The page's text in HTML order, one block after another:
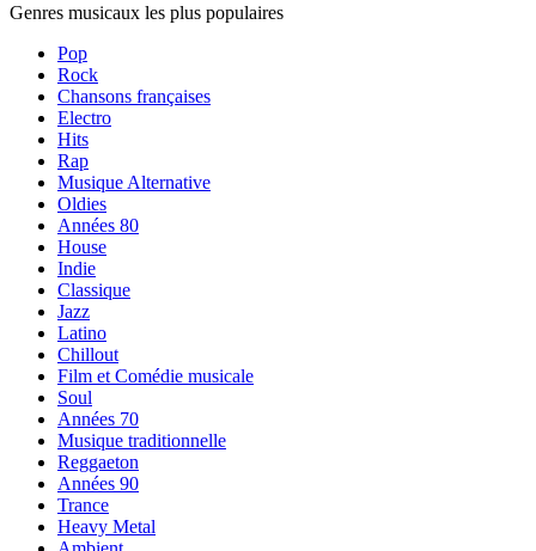
Genres musicaux les plus populaires
Pop
Rock
Chansons françaises
Electro
Hits
Rap
Musique Alternative
Oldies
Années 80
House
Indie
Classique
Jazz
Latino
Chillout
Film et Comédie musicale
Soul
Années 70
Musique traditionnelle
Reggaeton
Années 90
Trance
Heavy Metal